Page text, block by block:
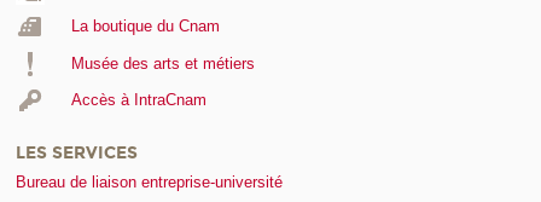
La boutique du Cnam
Musée des arts et métiers
Accès à IntraCnam
LES SERVICES
Bureau de liaison entreprise-université